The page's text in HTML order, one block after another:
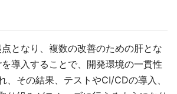
となり、複数の改善のための肝とな
導入することで、開発環境の一貫性
、その結果、テストやCI/CDの導入、